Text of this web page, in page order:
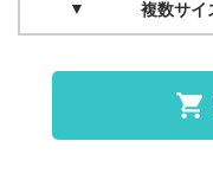
複数サイ